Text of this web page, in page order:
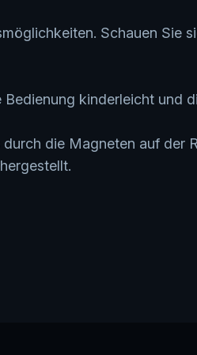
Schauen Sie
kinderleicht und
die Magneten auf der